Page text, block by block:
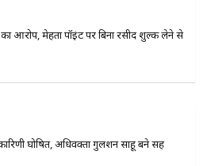
आरोप, मेहता पॉइंट पर बिना रसीद शुल्क लेने से
घोषित, अधिवक्ता गुलशन साहू बने सह